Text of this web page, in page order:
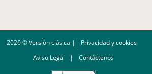
2026 © Versión clásica |
Privacidad y cookies
Aviso Legal
| Contáctenos